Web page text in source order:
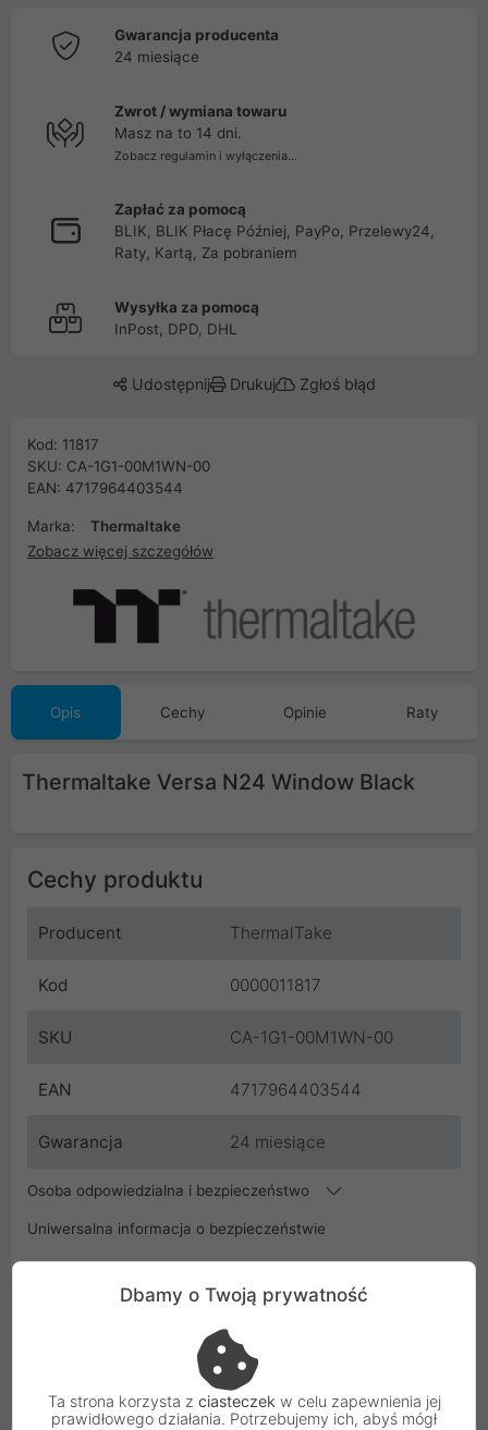
Gwarancja producenta
24 miesiące
Zwrot / wymiana towaru
Masz na to 14 dni.
Zobacz regulamin i wyłączenia...
Zapłać za pomocą
BLIK, BLIK Płacę Później, PayPo, Przelewy24,
Raty, Kartą, Za pobraniem
Wysyłka za pomocą
InPost, DPD, DHL
Udostępnij Drukuj Zgłoś błąd
Kod: 11817
SKU: CA-1G1-00M1WN-00
EAN: 4717964403544
Marka:
Thermaltake
Zobacz więcej szczegółów
Opis Cechy Opinie Raty
Thermaltake Versa N24 Window Black
Cechy produktu
Producent ThermalTake
Kod 0000011817
SKU CA-1G1-00M1WN-00
EAN 4717964403544
Gwarancja 24 miesiące
Osoba odpowiedzialna i bezpieczeństwo
Uniwersalna informacja o bezpieczeństwie
Dbamy o Twoją prywatność
Ta strona korzysta z ciasteczek w celu zapewnienia jej
prawidłowego działania. Potrzebujemy ich, abyś mógł